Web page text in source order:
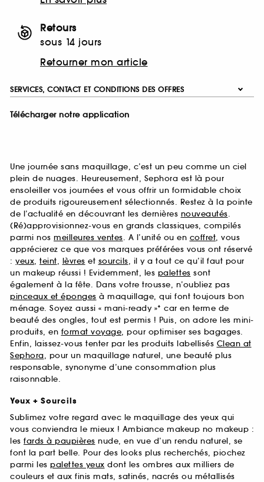
Retours
sous 14 jours
Retourner mon article
SERVICES, CONTACT ET CONDITIONS DES OFFRES
Télécharger notre application
Une journée sans maquillage, c’est un peu comme un ciel
plein de nuages. Heureusement, Sephora est là pour
ensoleiller vos journées et vous offrir un formidable choix
de produits rigoureusement sélectionnés. Restez à la pointe
de l’actualité en découvrant les dernières nouveautés.
(Ré)approvisionnez-vous en grands classiques, compilés
parmi nos meilleures ventes. A l’unité ou en coffret, vous
apprécierez ce que vos marques préférées vous ont réservé
: yeux, teint, lèvres et sourcils, il y a tout ce qu’il faut pour
un makeup réussi ! Evidemment, les palettes sont
également à la fête. Dans votre trousse, n’oubliez pas
pinceaux et éponges à maquillage, qui font toujours bon
ménage. Soyez aussi « mani-ready »* car en terme de
beauté des ongles, tout est permis ! Puis, on adore les mini-
produits, en format voyage, pour optimiser ses bagages.
Enfin, laissez-vous tenter par les produits labellisés Clean at
Sephora, pour un maquillage naturel, une beauté plus
responsable, synonyme d’une consommation plus
raisonnable.
Yeux + Sourcils
Sublimez votre regard avec le maquillage des yeux qui
vous conviendra le mieux ! Ambiance makeup no makeup :
les fards à paupières nude, en vue d’un rendu naturel, se
font la part belle. Pour des looks plus recherchés, piochez
parmi les palettes yeux dont les ombres aux milliers de
couleurs et aux finis mats, satinés, nacrés ou métallisés